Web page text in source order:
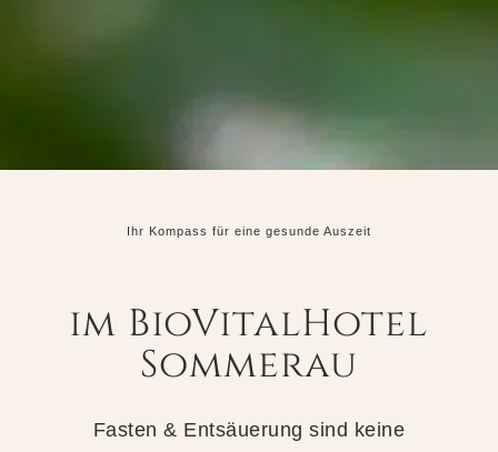
Ihr Kompass für eine gesunde Auszeit
im BioVitalHotel
Sommerau
Fasten & Entsäuerung sind keine